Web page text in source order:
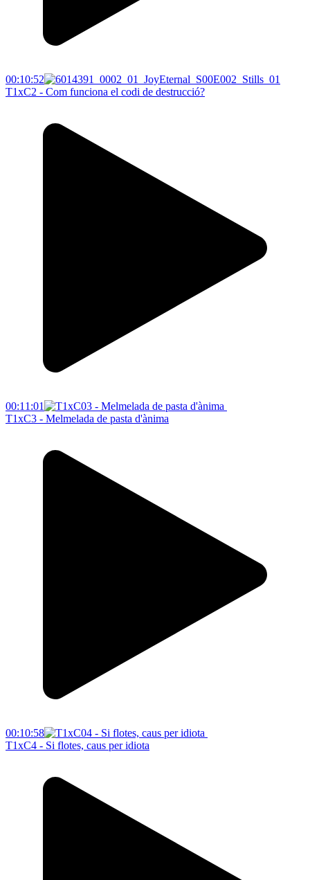
00:10:52
T1xC2 - Com funciona el codi de destrucció?
00:11:01
T1xC3 - Melmelada de pasta d'ànima
00:10:58
T1xC4 - Si flotes, caus per idiota